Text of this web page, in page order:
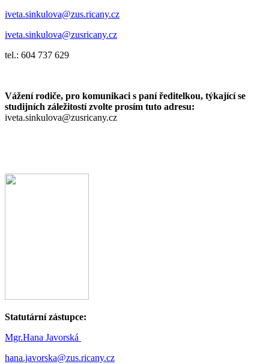
iveta.sinkulova@zus.ricany.cz
iveta.sinkulova@zusricany.cz
tel.: 604 737 629
Vážení rodiče, pro komunikaci s paní ředitelkou, týkající se
studijních záležitostí zvolte prosím tuto adresu:
iveta.sinkulova@zusricany.cz
Statutární zástupce:
Mgr.Hana Javorská
hana.javorska@zus.ricany.cz